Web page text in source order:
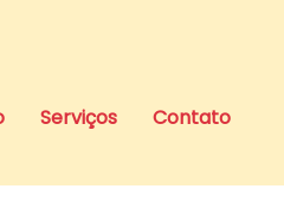
Serviços Contato